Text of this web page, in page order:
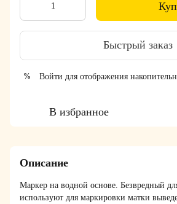
Быстрый заказ
% Войти для отображения
В избранное
Описание
Маркер на водной основе. Безвредный
используют для маркировки матки